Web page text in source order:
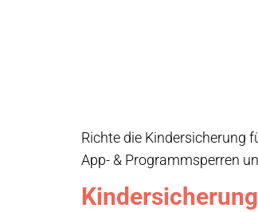
Richte die Kindersicherung
App- & Programmsperren